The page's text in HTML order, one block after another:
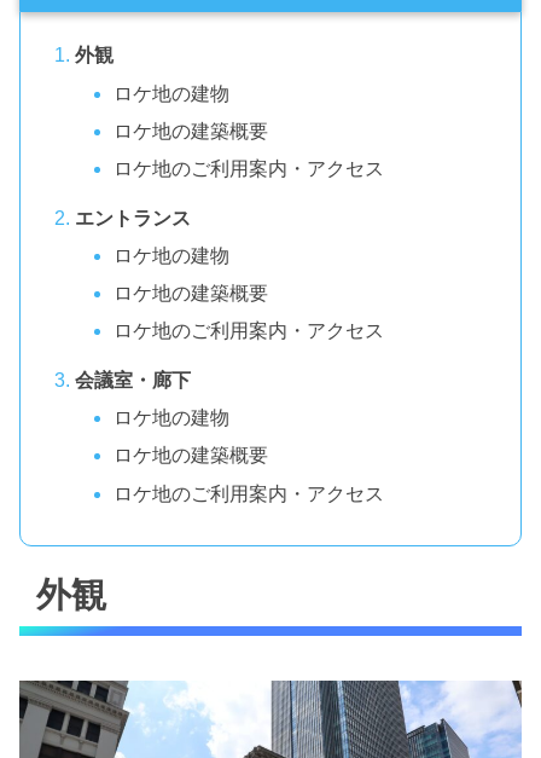
外観
ロケ地の建物
ロケ地の建築概要
ロケ地のご利用案内・アクセス
エントランス
ロケ地の建物
ロケ地の建築概要
ロケ地のご利用案内・アクセス
会議室・廊下
ロケ地の建物
ロケ地の建築概要
ロケ地のご利用案内・アクセス
外観